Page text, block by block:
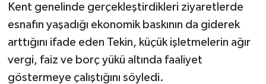
Kent genelinde gerçekleştirdikleri ziyaretlerde
esnafın yaşadığı ekonomik baskının da giderek
arttığını ifade eden Tekin, küçük işletmelerin ağır
vergi, faiz ve borç yükü altında faaliyet
göstermeye çalıştığını söyledi.